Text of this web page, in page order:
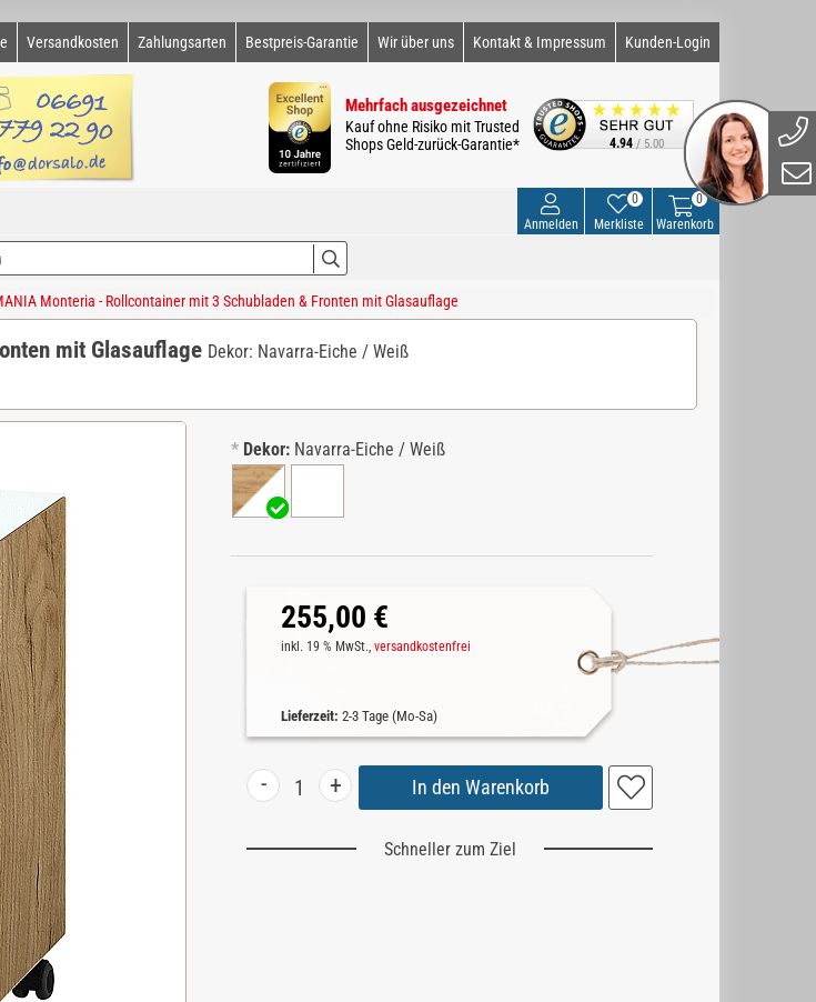
Versandkosten Zahlungsarten Bestpreis-Garantie Wir über uns Kontakt & Impressum Kunden-Login
Mehrfach ausgezeichnet
Kauf ohne Risiko mit Trusted
Shops Geld-zurück-Garantie*
4.94 / 5.00
0
Warenkorb
Merkliste
0
Anmelden
Monteria - Rollcontainer mit 3 Schubladen & Fronten mit Glasauflage
mit Glasauflage Dekor: Navarra-Eiche / Weiß
* Dekor: Navarra-Eiche / Weiß
255,00 €
inkl. 19 % MwSt., versandkostenfrei
Lieferzeit: 2-3 Tage (Mo-Sa)
- +
Schneller zum Ziel